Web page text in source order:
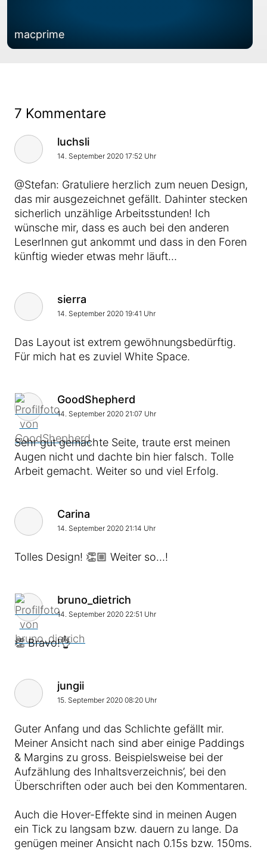
macprime
7 Kommentare
Kommentar von
luchsli
14. September 2020 17:52 Uhr
@Stefan: Gratuliere herzlich zum neuen Design,
das mir ausgezeichnet gefällt. Dahinter stecken
sicherlich unzählige Arbeitsstunden! Ich
wünsche mir, dass es auch bei den anderen
LeserInnen gut ankommt und dass in den Foren
künftig wieder etwas mehr läuft…
Kommentar von
sierra
14. September 2020 19:41 Uhr
Das Layout ist extrem gewöhnungsbedürftig.
Für mich hat es zuviel White Space.
Kommentar von
GoodShepherd
14. September 2020 21:07 Uhr
Sehr gut gemachte Seite, traute erst meinen
Augen nicht und dachte bin hier falsch. Tolle
Arbeit gemacht. Weiter so und viel Erfolg.
Kommentar von
Carina
14. September 2020 21:14 Uhr
Tolles Design! 👏🏼 Weiter so…!
Kommentar von
bruno_dietrich
14. September 2020 22:51 Uhr
👏 Bravo!👌
Kommentar von
jungii
15. September 2020 08:20 Uhr
Guter Anfang und das Schlichte gefällt mir.
Meiner Ansicht nach sind aber einige Paddings
& Margins zu gross. Beispielsweise bei der
Aufzählung des Inhaltsverzeichnis’, bei den
Überschriften oder auch bei den Kommentaren.
Auch die Hover-Effekte sind in meinen Augen
ein Tick zu langsam bzw. dauern zu lange. Da
genügen meiner Ansicht nach 0.15s bzw. 150ms.